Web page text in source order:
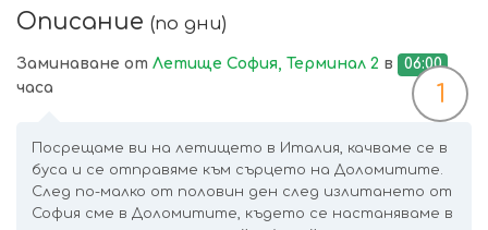
Описание (по дни)
Заминаване от Летище София, Терминал 2 в
06:00
часа
1
Посрещаме ви на летището в Италия, качваме се в
буса и се отправяме към сърцето на Доломитите.
След по-малко от половин ден след излитането от
София сме в Доломитите, където се настаняваме в